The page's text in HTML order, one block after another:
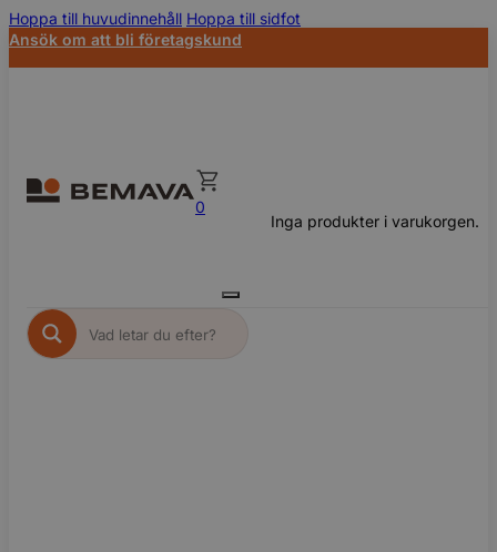
Hoppa till huvudinnehåll Hoppa till sidfot
Ansök om att bli företagskund
0
Inga produkter i varukorgen.